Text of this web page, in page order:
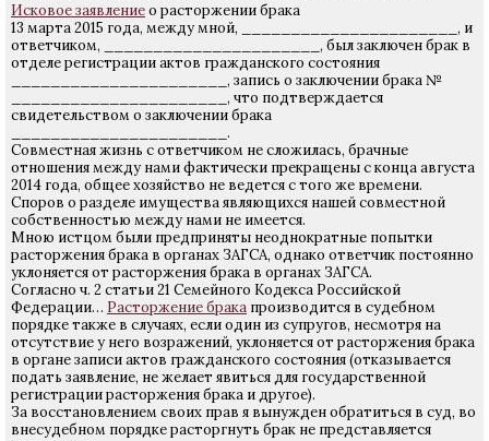
Исковое заявлениео расторжении брака
13 марта 2015 года, между мной, ______________________, и
ответчиком, ______________________, был заключен брак в
отделе регистрации актов гражданского состояния
______________________, запись о заключении брака №
______________________, что подтверждается
свидетельством о заключении брака
______________________.
Совместная жизнь с ответчиком не сложилась, брачные
отношения между нами фактически прекращены с конца августа
2014 года, общее хозяйство не ведется с того же времени.
Споров о разделе имущества являющихся нашей совместной
собственностью между нами не имеется.
Мною истцом были предприняты неоднократные попытки
расторжения брака в органах ЗАГСА, однако ответчик постоянно
уклоняется от расторжения брака в органах ЗАГСА.
Согласно ч. 2 статьи 21 Семейного Кодекса Российской
Федерации… Расторжение брака производится в судебном
порядке также в случаях, если один из супругов, несмотря на
отсутствие у него возражений, уклоняется от расторжения брака
в органе записи актов гражданского состояния (отказывается
подать заявление, не желает явиться для государственной
регистрации расторжения брака и другое).
За восстановлением своих прав я вынужден обратиться в суд, во
внесудебном порядке расторгнуть брак не представляется